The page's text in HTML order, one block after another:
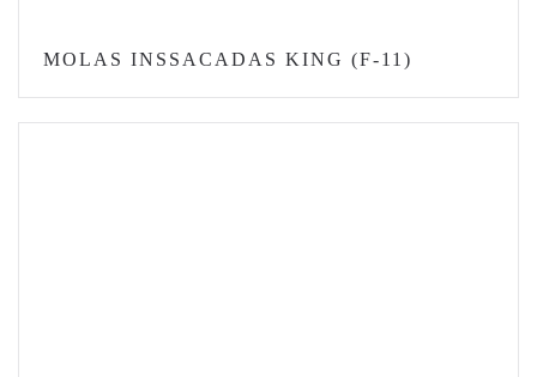
MOLAS INSSACADAS KING (F-11)